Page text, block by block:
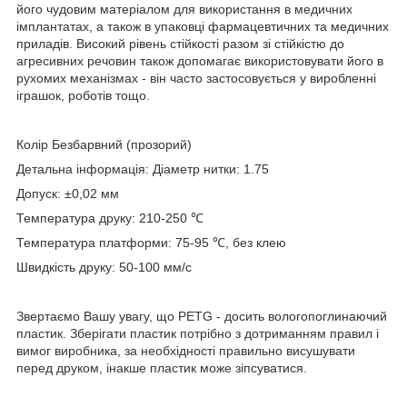
його чудовим матеріалом для використання в медичних
імплантатах, а також в упаковці фармацевтичних та медичних
приладів. Високий рівень стійкості разом зі стійкістю до
агресивних речовин також допомагає використовувати його в
рухомих механізмах - він часто застосовується у виробленні
іграшок, роботів тощо.
Колір Безбарвний (прозорий)
Детальна інформація: Діаметр нитки: 1.75
Допуск: ±0,02 мм
Температура друку: 210-250 ℃
Температура платформи: 75-95 ℃, без клею
Швидкість друку: 50-100 мм/с
Звертаємо Вашу увагу, що PETG - досить вологопоглинаючий
пластик. Зберігати пластик потрібно з дотриманням правил і
вимог виробника, за необхідності правильно висушувати
перед друком, інакше пластик може зіпсуватися.